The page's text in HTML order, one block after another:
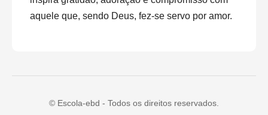
aquele que, sendo Deus, fez-se servo por amor.
© Escola-ebd - Todos os direitos reservados.